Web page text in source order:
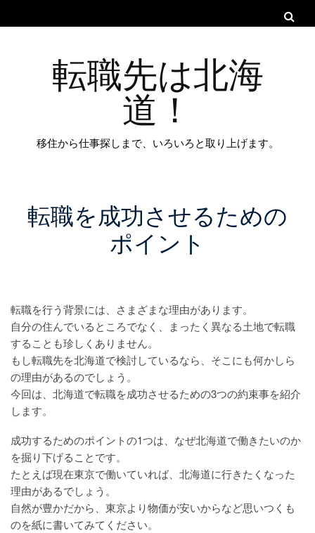
転職先は北海
道！
移住から仕事探しまで、いろいろと取り上げます。
転職を成功させるための
ポイント
転職を行う背景には、さまざまな理由があります。
自分の住んでいるところでなく、まったく異なる土地で転職
することも珍しくありません。
もし転職先を北海道で検討しているなら、そこにも何かしら
の理由があるのでしょう。
今回は、北海道で転職を成功させるための3つの約束事を紹介
します。
成功するためのポイントの1つは、なぜ北海道で働きたいのか
を掘り下げることです。
たとえば現在東京で働いていれば、北海道に行きたくなった
理由があるでしょう。
自然が豊かだから、東京より物価が安いからなど思いつくも
のを紙に書いてみてください。